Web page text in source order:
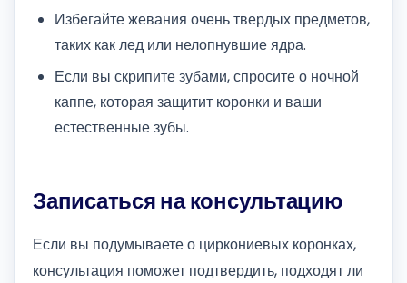
Избегайте жевания очень твердых предметов,
таких как лед или нелопнувшие ядра.
Если вы скрипите зубами, спросите о ночной
каппе, которая защитит коронки и ваши
естественные зубы.
Записаться на консультацию
Если вы подумываете о циркониевых коронках,
консультация поможет подтвердить, подходят ли